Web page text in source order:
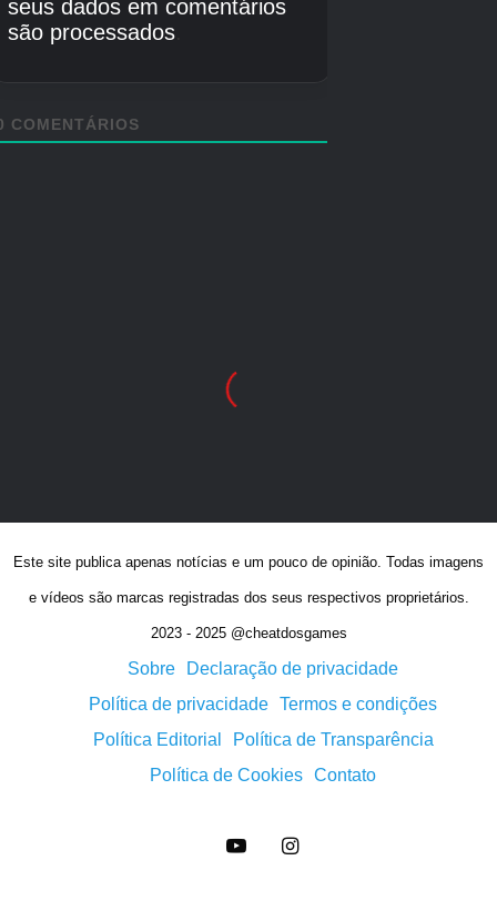
Este site publica apenas notícias e um pouco de opinião. Todas imagens
e vídeos são marcas registradas dos seus respectivos proprietários.
2023 - 2025 @cheatdosgames
Sobre
Declaração de privacidade
Política de privacidade Termos e condições
Política Editorial
Política de Transparência
Política de Cookies Contato
YouTubeInstagram